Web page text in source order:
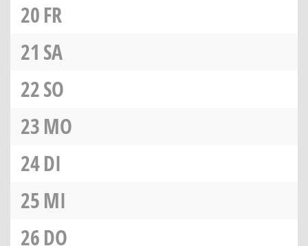
20FR
21 SA
22SO
23MO
24DI
25MI
26DO